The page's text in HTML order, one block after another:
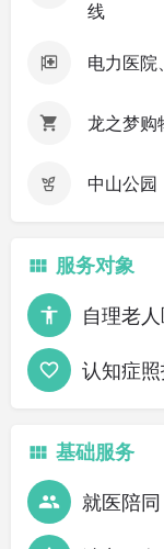
线
电力医院
龙之梦购
中山公园
服务对象
自理老
认知症照
基础服务
就医陪同